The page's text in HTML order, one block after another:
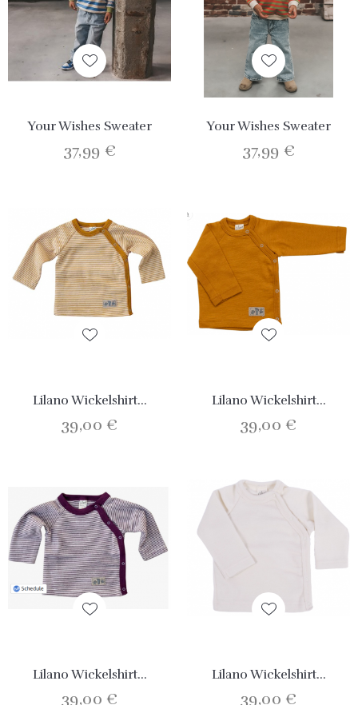
Your Wishes Sweater
37,99 €
Your Wishes Sweater
37,99 €
Lilano Wickelshirt...
39,00 €
Lilano Wickelshirt...
39,00 €
Lilano Wickelshirt...
39,00 €
Lilano Wickelshirt...
39,00 €